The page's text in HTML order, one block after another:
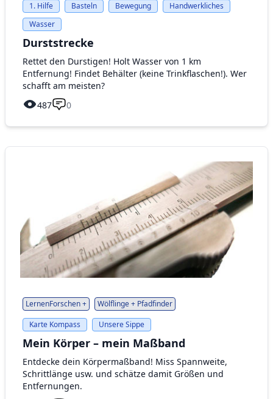
1. Hilfe
Basteln Bewegung
Handwerkliches
Wasser
Durststrecke
Rettet den Durstigen! Holt Wasser von 1 km
Entfernung! Findet Behälter (keine Trinkflaschen!). Wer
schafft am meisten?
487
0
LernenForschen +
Wölflinge + Pfadfinder
Karte Kompass
Unsere Sippe
Mein Körper – mein Maßband
Entdecke dein Körpermaßband! Miss Spannweite,
Schrittlänge usw. und schätze damit Größen und
Entfernungen.